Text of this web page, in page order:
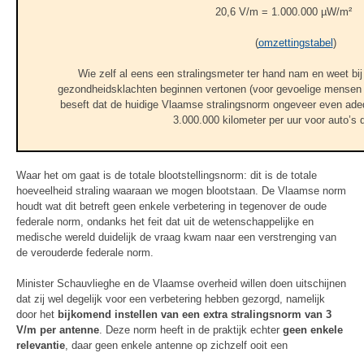
20,6 V/m = 1.000.000 µW/m²
(omzettingstabel )
Wie zelf al eens een stralingsmeter ter hand nam en weet
gezondheidsklachten beginnen vertonen (voor gevoelige
beseft dat de huidige Vlaamse stralingsnorm ongeveer even
3.000.000 kilometer per uur voor auto’s
Waar het om gaat is de totale blootstellingsnorm: dit is de totale
hoeveelheid straling waaraan we mogen blootstaan. De Vlaamse norm
houdt wat dit betreft geen enkele verbetering in tegenover de oude
federale norm, ondanks het feit dat uit de wetenschappelijke en
medische wereld duidelijk de vraag kwam naar een verstrenging van
de verouderde federale norm.
Minister Schauvlieghe en de Vlaamse overheid willen doen uitschijnen
dat zij wel degelijk voor een verbetering hebben gezorgd, namelijk
door het bijkomend instellen van een extra stralingsnorm van 3
V/m per antenne . Deze norm heeft in de praktijk echter geen enkele
relevantie , daar geen enkele antenne op zichzelf ooit een